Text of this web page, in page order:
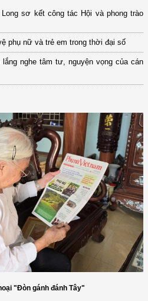
sơ kết công tác Hội và phong trào
phụ nữ và trẻ em trong thời đại số
lắng nghe tâm tư, nguyện vọng của cán
"Đòn gánh đánh Tây"